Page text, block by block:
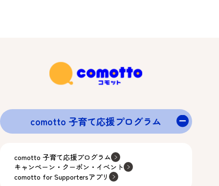
comotto 子育て応援プログラム
comotto 子育て応援プログラム
キャンペーン・クーポン・イベント
comotto for Supportersアプリ